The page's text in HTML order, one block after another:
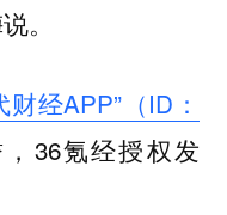
。
财经APP”（ID：
36氪经授权发